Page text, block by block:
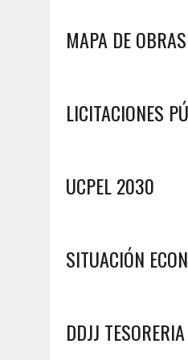
MAPA DE OBRAS
LICITACIONES
UCPEL 2030
SITUACIÓN
DDJJ TESORERIA